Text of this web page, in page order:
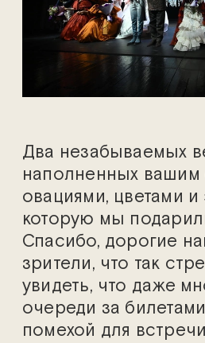
Два незабываемых
наполненных вашим
овациями, цветами и
которую мы
Спасибо, дорогие
зрители, что так
увидеть, что даже
очереди за
помехой для